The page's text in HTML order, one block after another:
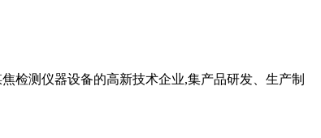
检测仪器设备的高新技术企业,集产品研发、生产制